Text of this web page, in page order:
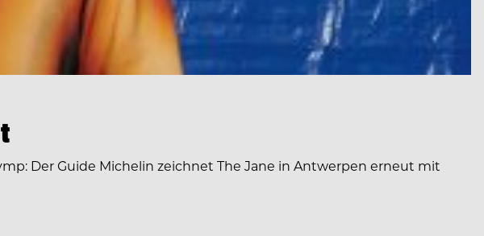
Der Guide Michelin zeichnet The Jane in Antwerpen erneut mit